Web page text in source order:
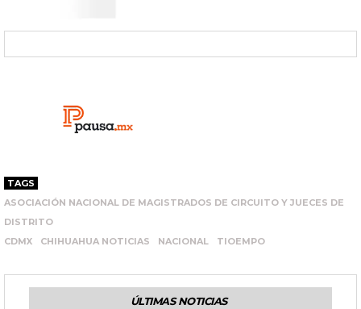
TAGS
ASOCIACIÓN NACIONAL DE MAGISTRADOS DE CIRCUITO Y JUECES DE
DISTRITO
CDMX
CHIHUAHUA NOTICIAS NACIONAL TIOEMPO
ÚLTIMAS NOTICIAS